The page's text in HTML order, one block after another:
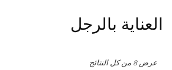
العناية بالرجل
عرض ⁦8⁩ من كل النتائج